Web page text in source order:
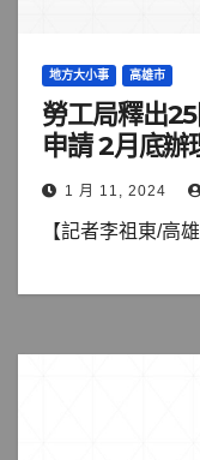
地方大小事 高雄市
勞工局釋出
申請 2月底
1 月 11, 2024
【記者李祖東/高